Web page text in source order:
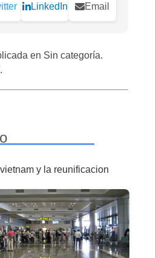
LinkedIn Email
en Sin categoría.
.
y la reunificacion